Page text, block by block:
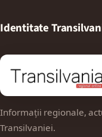
Identitate
Informații regionale,
Transilvaniei.